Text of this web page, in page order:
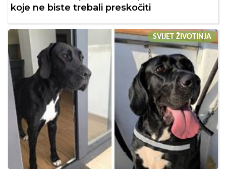
koje ne biste trebali preskočiti
SVIJET ŽIVOTINJA